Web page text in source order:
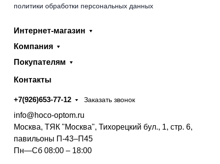
политики обработки персональных данных
Интернет-магазин
Компания
Покупателям
Контакты
+7(926)653-77-12 Заказать звонок
info@hoco-optom.ru
Москва, ТЯК "Москва", Тихорецкий бул., 1, стр. 6,
павильоны П-43–П45
Пн—Сб 08:00 – 18:00